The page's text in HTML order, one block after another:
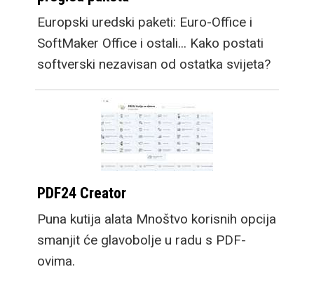
Europski uredski paketi: Euro-Office i
SoftMaker Office i ostali... Kako postati
softverski nezavisan od ostatka svijeta?
PDF24 Creator
Puna kutija alata Mnoštvo korisnih opcija
smanjit će glavobolje u radu s PDF-
ovima.